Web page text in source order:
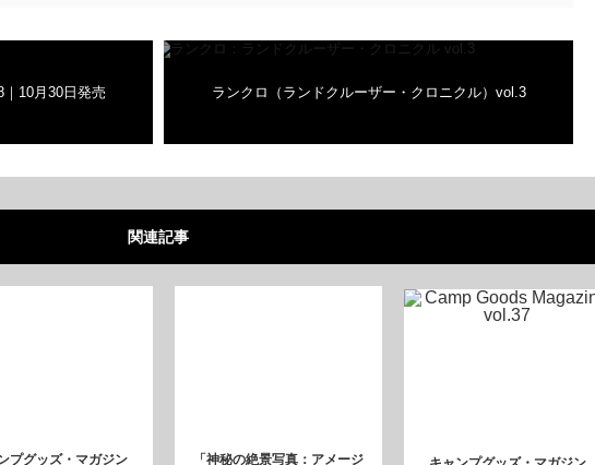
10月30日発売
ランクロ（ランドクルーザー・クロニクル）vol.3
関連記事
プグッズ・マガジン
「神秘の絶景写真：アメージ